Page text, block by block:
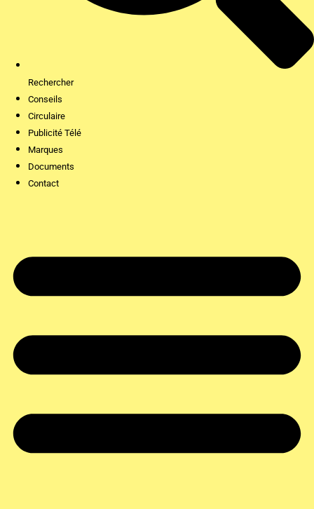
Rechercher
Conseils
Circulaire
Publicité Télé
Marques
Documents
Contact